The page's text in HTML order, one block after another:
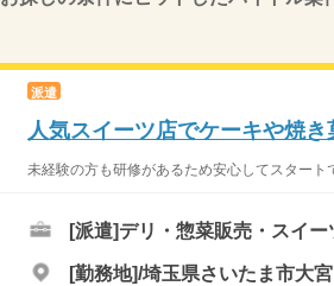
派遣
人気スイーツ店でケーキや焼
未経験の方も研修があるため安心してスター
[派遣]デリ・惣菜販売・スイ
[勤務地]/埼玉県さいたま市大